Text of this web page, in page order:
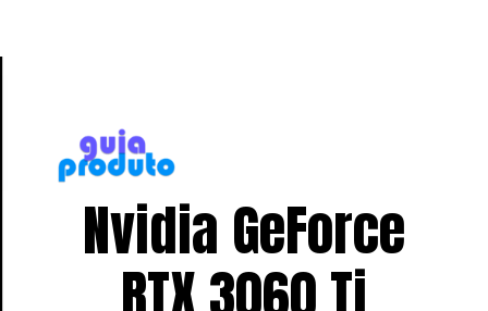
Nvidia GeForce